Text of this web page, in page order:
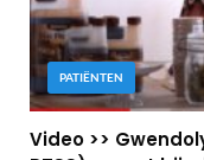
PATIËNTEN
Video >>